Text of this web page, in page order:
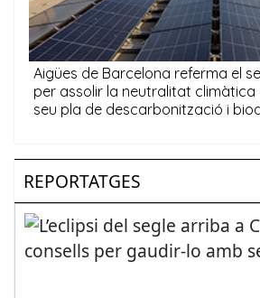
REPORTATGES